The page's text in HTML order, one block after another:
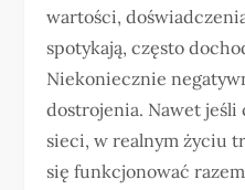
wartości,
spotykają, często
Niekoniecznie
dostrojenia. Nawet jeśli
sieci, w realnym życiu
się funkcjonować